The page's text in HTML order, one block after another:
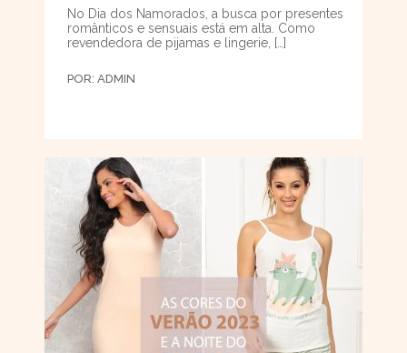
No Dia dos Namorados, a busca por presentes
românticos e sensuais está em alta. Como
revendedora de pijamas e lingerie, […]
POR: ADMIN